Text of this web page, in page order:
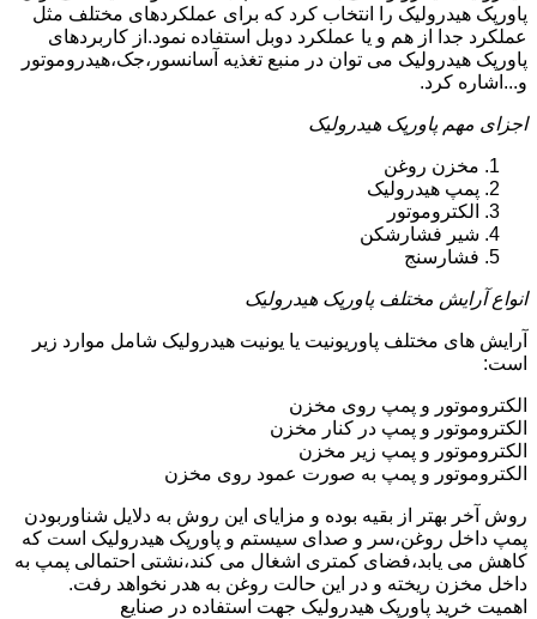
پاورپک هیدرولیک را انتخاب کرد که برای عملکردهای مختلف مثل
عملکرد جدا از هم و یا عملکرد دوبل استفاده نمود.از کاربردهای
پاورپک هیدرولیک می توان در منبع تغذیه آسانسور،جک،هیدروموتور
و...اشاره کرد.
اجزای مهم پاورپک هیدرولیک
مخزن روغن
پمپ هیدرولیک
الکتروموتور
شیر فشارشکن
فشارسنج
انواع آرایش مختلف پاورپک هیدرولیک
آرایش های مختلف پاوریونیت یا یونیت هیدرولیک شامل موارد زیر
است:
الکتروموتور و پمپ روی مخزن
الکتروموتور و پمپ در کنار مخزن
الکتروموتور و پمپ زیر مخزن
الکتروموتور و پمپ به صورت عمود روی مخزن
روش آخر بهتر از بقیه بوده و مزایای این روش به دلایل شناوربودن
پمپ داخل روغن،سر و صدای سیستم و پاورپک هیدرولیک است که
کاهش می یابد،فضای کمتری اشغال می کند،نشتی احتمالی پمپ به
داخل مخزن ریخته و در این حالت روغن به هدر نخواهد رفت.
اهمیت خرید پاورپک هیدرولیک جهت استفاده در صنایع